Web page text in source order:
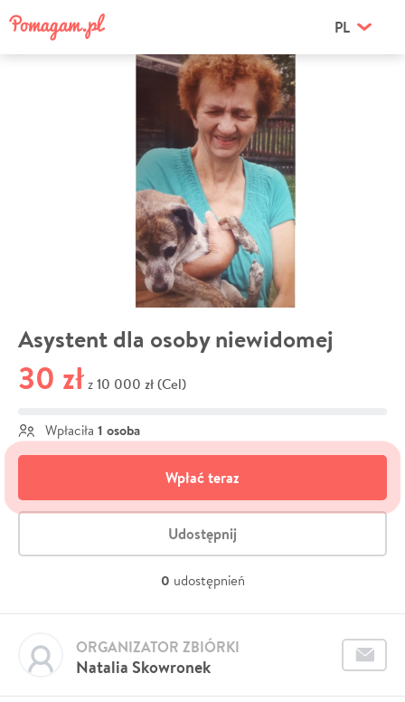
PL
Asystent dla osoby niewidomej
30 zł z 10 000 zł (Cel)
Wpłaciła 1 osoba
Wpłać teraz
Udostępnij
0 udostępnień
Natalia Skowronek
ORGANIZATOR ZBIÓRKI